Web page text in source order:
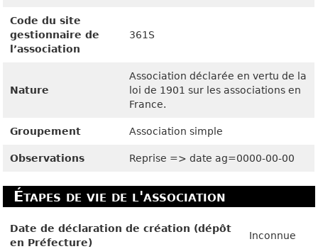
Code du site
gestionnaire de
l’association
361S
Nature
Association déclarée en vertu de la
loi de 1901 sur les associations en
France.
Groupement Association simple
Observations Reprise => date ag=0000-00-00
Étapes de vie de l'association
Date de déclaration de création (dépôt
en Préfecture)
Inconnue